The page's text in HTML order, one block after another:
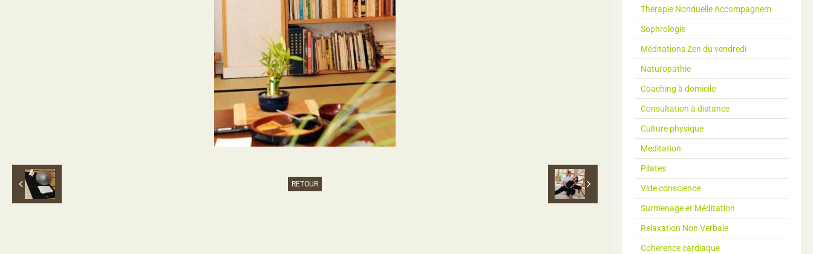
RETOUR
Thérapie Nonduelle Accompagnem
Sophrologie
Méditations Zen du vendredi
Naturopathie
Coaching à domicile
Consultation à distance
Culture physique
Meditation
Pilates
Vide conscience
Surmenage et Méditation
Relaxation Non Verbale
Coherence cardiaque